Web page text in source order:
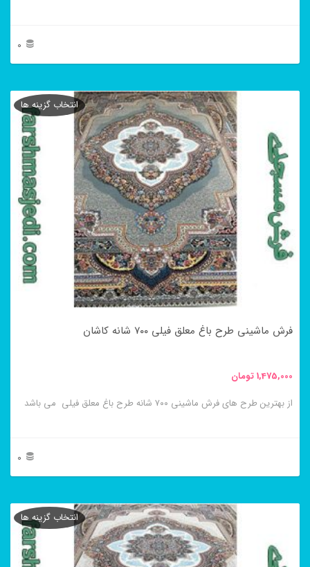
0
محصول
مختلفی
باشد.
گزینه
ها
صفحه
انتخاب
شوند
فرش ماشینی طرح باغ معلق فیلی ۷۰۰ شانه کاشان
1,475,000تومان
از بهترین طرح های فرش ماشینی ۷۰۰ شانه طرح باغ معلق فیلی می باشد
0
انتخاب گزینه ها
محصول
انتخاب گزینه ها